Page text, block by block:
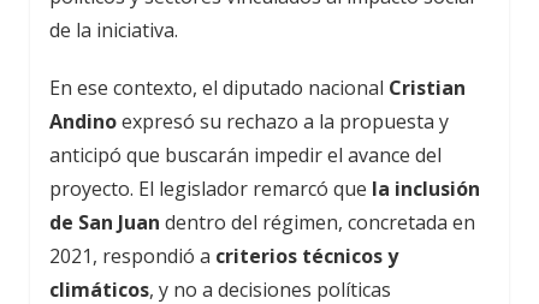
de la iniciativa.
En ese contexto, el diputado nacional Cristian
Andinoexpresó su rechazo a la propuesta y
anticipó que buscarán impedir el avance del
proyecto. El legislador remarcó que la inclusión
de San Juan dentro del régimen, concretada en
2021, respondió a criterios técnicos y
climáticos, y no a decisiones políticas